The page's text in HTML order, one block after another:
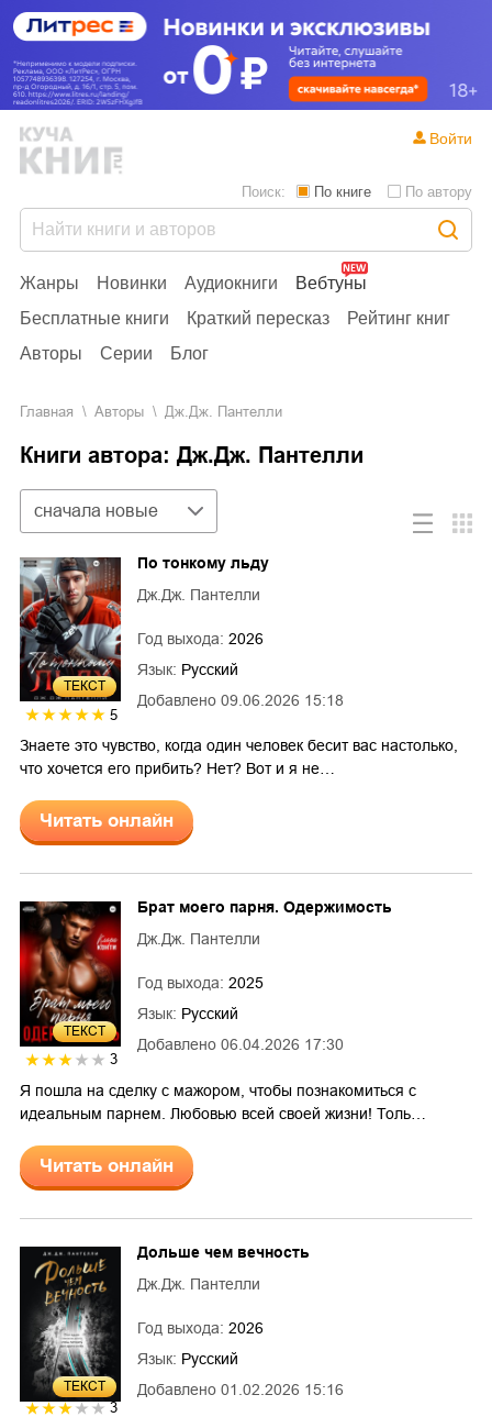
Жанры Новинки Аудиокниги
Вебтуны
Бесплатные книги
Краткий пересказ
Рейтинг книг
Авторы
Серии Блог
Поиск: По книге По автору
Войти
Главная Aвторы Дж.Дж. Пантелли
Книги автора: Дж.Дж. Пантелли
Сортировка
сначала новые
ТЕКСТ
5
Добавлено 09.06.2026 15:18
По тонкому льду
Дж.Дж. Пантелли
Год выхода: 2026
Язык: Русский
Знаете это чувство, когда один человек бесит вас настолько,
что хочется его прибить? Нет? Вот и я не…
Читать онлайн
ТЕКСТ
3
Добавлено 06.04.2026 17:30
Брат моего парня. Одержимость
Дж.Дж. Пантелли
Год выхода: 2025
Язык: Русский
Я пошла на сделку с мажором, чтобы познакомиться с
идеальным парнем. Любовью всей своей жизни! Толь…
Читать онлайн
ТЕКСТ
3
Добавлено 01.02.2026 15:16
Дольше чем вечность
Дж.Дж. Пантелли
Год выхода: 2026
Язык: Русский